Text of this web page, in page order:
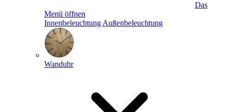
Das
Menü öffnen
Innenbeleuchtung Außenbeleuchtung
Wanduhr